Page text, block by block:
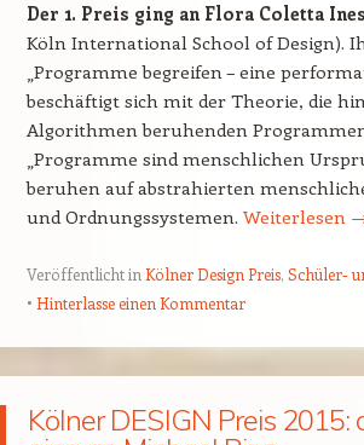
Der 1. Preis ging an Flora Coletta
Köln International School of Design).
„Programme begreifen – eine
beschäftigt sich mit der Theorie, die
Algorithmen beruhenden
„Programme sind menschlichen
beruhen auf abstrahierten
und Ordnungssystemen. Weiterlesen
Veröffentlicht in Kölner Design Preis, Schüler-
Hinterlasse einen Kommentar
Kölner DESIGN Preis 2015: